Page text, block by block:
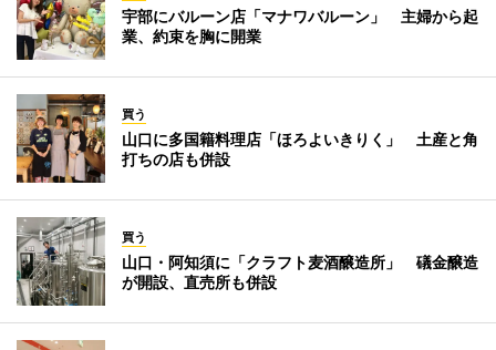
宇部にバルーン店「マナワバルーン」 主婦から起
業、約束を胸に開業
買う
山口に多国籍料理店「ほろよいきりく」 土産と角
打ちの店も併設
買う
山口・阿知須に「クラフト麦酒醸造所」 礒金醸造
が開設、直売所も併設